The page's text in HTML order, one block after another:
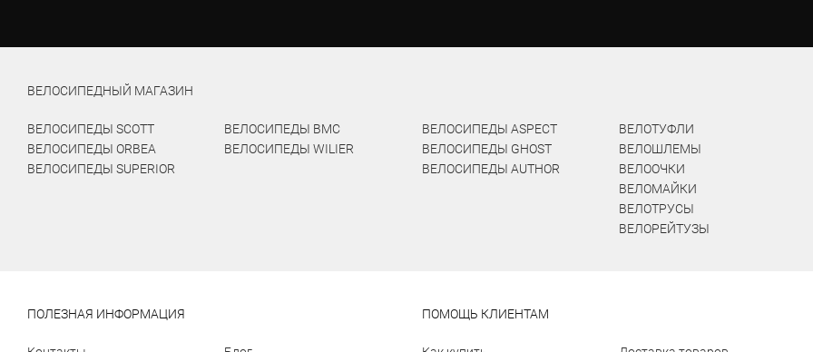
ВЕЛОСИПЕДНЫЙ МАГАЗИН
ВЕЛОСИПЕДЫ SCOTT
ВЕЛОСИПЕДЫ ORBEA
ВЕЛОСИПЕДЫ SUPERIOR
ВЕЛОСИПЕДЫ BMC
ВЕЛОСИПЕДЫ WILIER
ВЕЛОСИПЕДЫ ASPECT
ВЕЛОСИПЕДЫ GHOST
ВЕЛОСИПЕДЫ AUTHOR
ВЕЛОТУФЛИ
ВЕЛОШЛЕМЫ
ВЕЛООЧКИ
ВЕЛОМАЙКИ
ВЕЛОТРУСЫ
ВЕЛОРЕЙТУЗЫ
ПОЛЕЗНАЯ ИНФОРМАЦИЯ ПОМОЩЬ КЛИЕНТАМ